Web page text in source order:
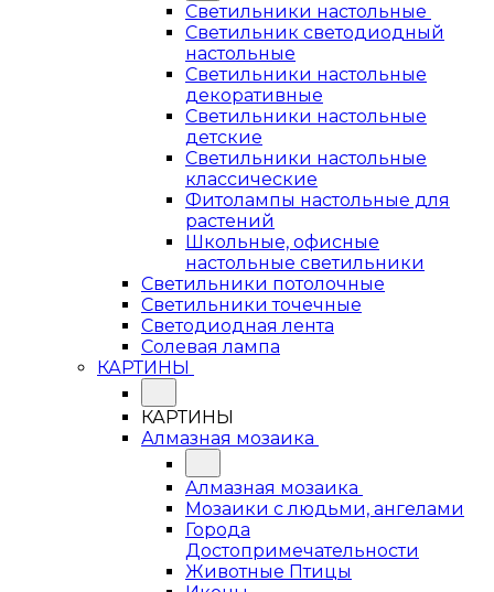
Светильники настольные
Светильник светодиодный
настольные
Светильники настольные
декоративные
Светильники настольные
детские
Светильники настольные
классические
Фитолампы настольные для
растений
Школьные, офисные
настольные светильники
Светильники потолочные
Светильники точечные
Светодиодная лента
Солевая лампа
КАРТИНЫ
КАРТИНЫ
Алмазная мозаика
Алмазная мозаика
Мозаики с людьми, ангелами
Города
Достопримечательности
Животные Птицы